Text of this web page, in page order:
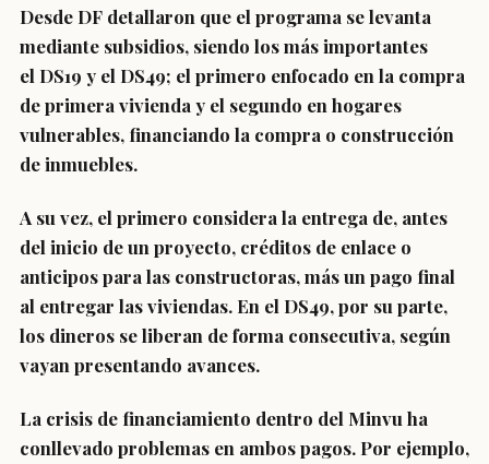
Desde DF detallaron que el programa se levanta
mediante subsidios, siendo los más importantes
el DS19 y el DS49; el primero enfocado en la compra
de primera vivienda y el segundo en hogares
vulnerables, financiando la compra o construcción
de inmuebles.
A su vez, el primero considera la entrega de, antes
del inicio de un proyecto, créditos de enlace o
anticipos para las constructoras, más un pago final
al entregar las viviendas. En el DS49, por su parte,
los dineros se liberan de forma consecutiva, según
vayan presentando avances.
La crisis de financiamiento dentro del Minvu ha
conllevado problemas en ambos pagos. Por ejemplo,